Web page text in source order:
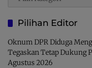
Pilihan Editor
Oknum DPR Diduga
Tegaskan Tetap Dukung
Agustus 2026